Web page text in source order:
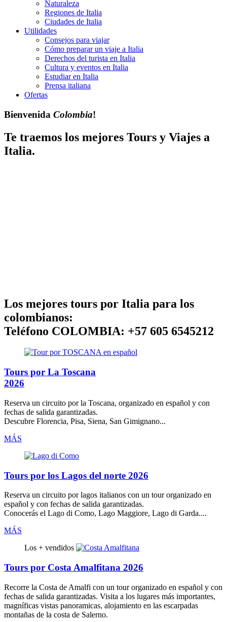
Naturaleza
Regiones de Italia
Ciudades de Italia
Utilidades
Consejos para viajar
Cómo preparar un viaje a Italia
Derechos del turista en Italia
Cultura y eventos en Italia
Estudiar en Italia
Prensa italiana
Ofertas
Bienvenida Colombia!
Te traemos los mejores Tours y Viajes a
Italia.
Los mejores tours por Italia para los
colombianos:
Teléfono COLOMBIA: +57 605 6545212
Tours por La Toscana
2026
Reserva un circuito por la Toscana, organizado en español y con
fechas de salida garantizadas.
Descubre Florencia, Pisa, Siena, San Gimignano...
MÁS
Tours por los Lagos del norte 2026
Reserva un circuito porlagos italianos con un tour organizado en
español y con fechas de salida garantizadas.
Conocerás el Lago di Como, Lago Maggiore, Lago di Garda....
MÁS
Los + vendidos
Tours por Costa Amalfitana 2026
Recorre la Costa de Amalfi con un tour organizado en español y con
fechas de salida garantizadas. Visita a los lugares más importantes,
magníficas vistas panoramicas, alojamiento en las escarpadas
montañas de la costa de Salerno.